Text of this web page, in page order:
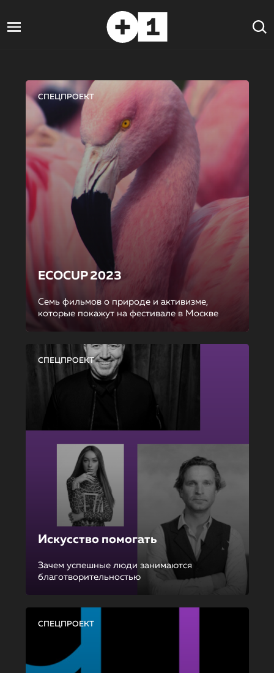
СПЕЦПРОЕКТ
ECOCUP 2023
Семь фильмов о природе и активизме,
которые покажут на фестивале в Москве
СПЕЦПРОЕКТ
Искусство помогать
Зачем успешные люди занимаются
благотворительностью
СПЕЦПРОЕКТ